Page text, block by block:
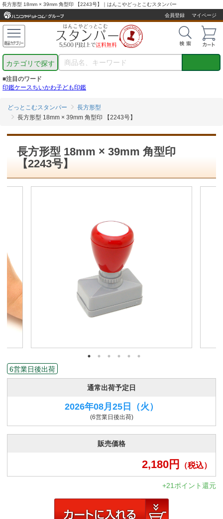
長方形型 18mm × 39mm 角型印 【2243号】｜はんこやどっとこむスタンパー
会員登録
マイページ
カテゴリで探す
■注目のワード
印鑑ケースちいかわ子ども印鑑
どっとこむスタンパー
長方形型
長方形型 18mm × 39mm 角型印 【2243号】
長方形型 18mm × 39mm 角型印
【2243号】
6営業日後出荷
通常出荷予定日
2026年08月25日 （火）
(6営業日後出荷)
販売価格
2,180円 （税込）
+21ポイント還元